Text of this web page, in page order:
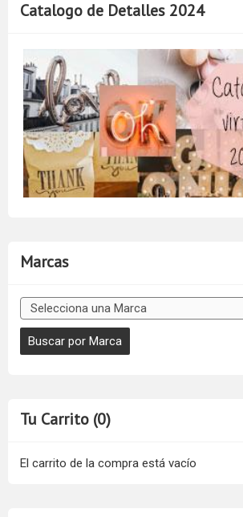
Catalogo de Detalles 2024
Marcas
Tu Carrito (0)
El carrito de la compra está vacío